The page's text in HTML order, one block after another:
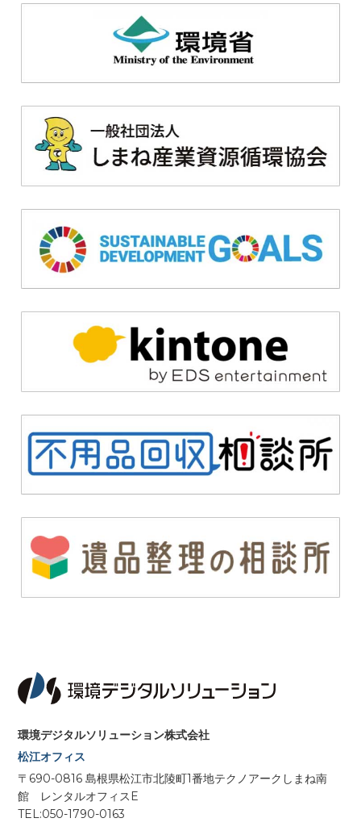
環境デジタルソリューション株式会社
松江オフィス
〒690-0816 島根県松江市北陵町1番地テクノアークしまね南
館 レンタルオフィスE
TEL:050-1790-0163